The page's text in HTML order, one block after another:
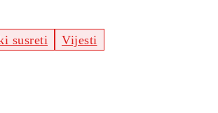
susreti Vijesti